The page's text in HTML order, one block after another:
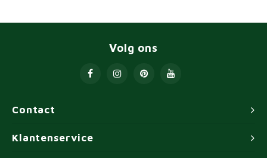
Contact
Volg ons
Klantenservice